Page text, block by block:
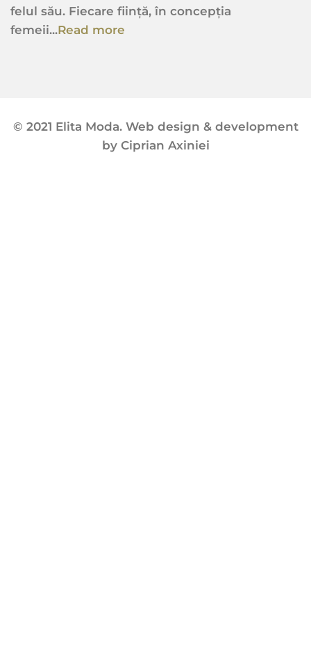
felul său. Fiecare ființă, în concepția
femeii...Read more
© 2021 Elita Moda. Web design & development
by Ciprian Axiniei